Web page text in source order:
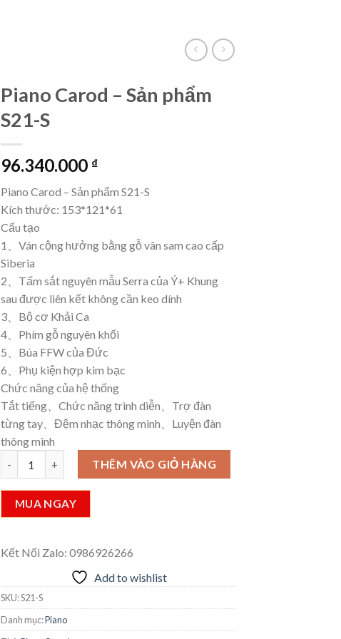
Piano Carod – Sản phẩm
S21-S
96.340.000 ₫
Piano Carod – Sản phẩm S21-S
Kích thước: 153*121*61
Cấu tạo
1、Ván cộng hưởng bằng gỗ vân sam cao cấp
Siberia
2、Tấm sắt nguyên mẫu Serra của Ý+ Khung
sau được liên kết không cần keo dính
3、Bộ cơ Khải Ca
4、Phím gỗ nguyên khối
5、Búa FFW của Đức
6、Phụ kiện hợp kim bạc
Chức năng của hệ thống
Tắt tiếng、Chức năng trình diễn、Trợ đàn
từng tay、Đệm nhạc thông minh、Luyện đàn
thông minh
Piano Carod - Sản phẩm S21-S số lượng
THÊM VÀO GIỎ HÀNG
MUA NGAY
Kết Nối Zalo: 0986926266
Add to wishlist
SKU:S21-S
Danh mục:Piano